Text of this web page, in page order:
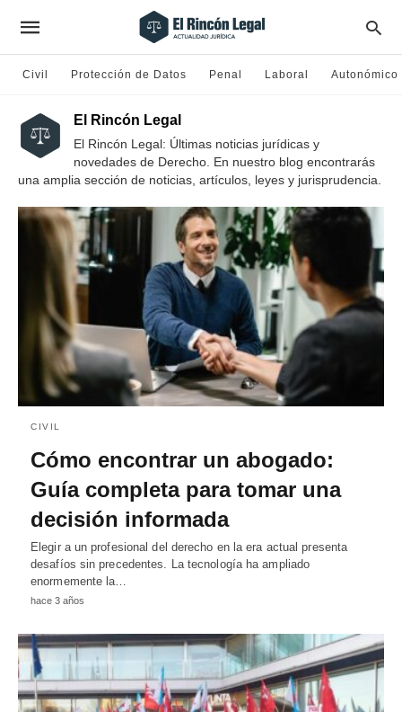
Civil Protección de Datos Penal Laboral Autonómico
El Rincón Legal
El Rincón Legal: Últimas noticias jurídicas y
novedades de Derecho. En nuestro blog encontrarás
una amplia sección de noticias, artículos, leyes y jurisprudencia.
CIVIL
Cómo encontrar un abogado:
Guía completa para tomar una
decisión informada
Elegir a un profesional del derecho en la era actual presenta
desafíos sin precedentes. La tecnología ha ampliado
enormemente la…
hace 3 años